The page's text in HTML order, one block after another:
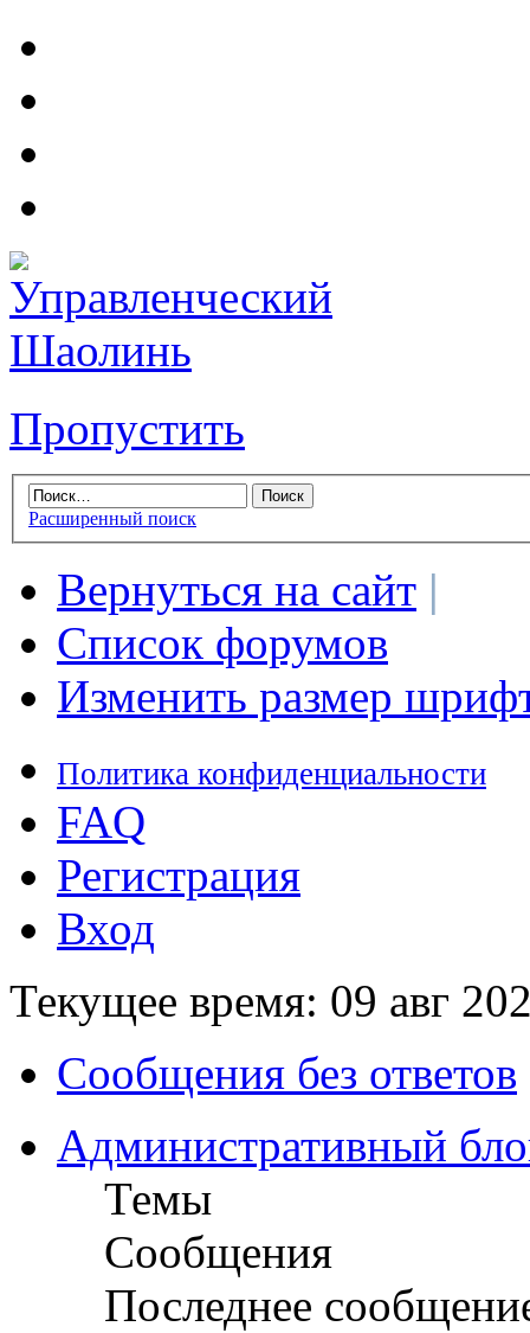
Пропустить
Расширенный поиск
Вернуться на сайт |
Список форумов
Изменить размер
Политика конфиденциальности
FAQ
Регистрация
Вход
Текущее время: 09 авг
Сообщения без ответов
Административный
Темы
Сообщения
Последнее